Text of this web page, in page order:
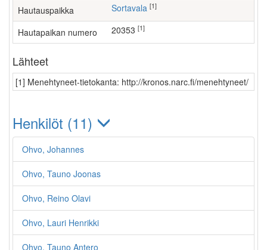
Hautauspaikka Sortavala [1]
Hautapaikan numero 20353 [1]
Lähteet
[1] Menehtyneet-tietokanta: http://kronos.narc.fi/menehtyneet/
Henkilöt (11)
Ohvo, Johannes
Ohvo, Tauno Joonas
Ohvo, Reino Olavi
Ohvo, Lauri Henrikki
Ohvo, Tauno Antero